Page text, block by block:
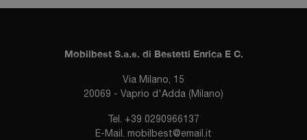
Mobilbest S.a.s. di Bestetti Enrica E C.
Via Milano, 15
20069 - Vaprio d'Adda (Milano)
Tel. +39 0290966137
E-Mail. mobilbest@email.it